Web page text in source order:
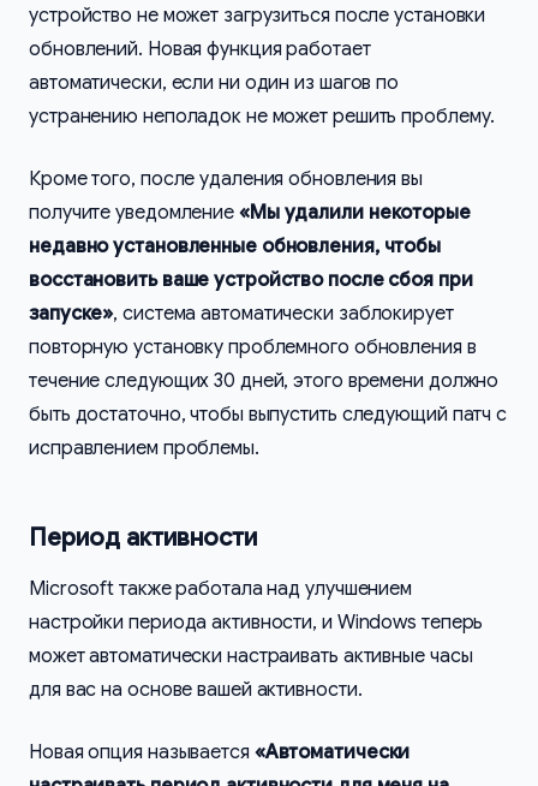
устройство не может загрузиться после установки
обновлений. Новая функция работает
автоматически, если ни один из шагов по
устранению неполадок не может решить проблему.
Кроме того, после удаления обновления вы
получите уведомление «Мы удалили некоторые
недавно установленные обновления, чтобы
восстановить ваше устройство после сбоя при
запуске», система автоматически заблокирует
повторную установку проблемного обновления в
течение следующих 30 дней, этого времени должно
быть достаточно, чтобы выпустить следующий патч с
исправлением проблемы.
Период активности
Microsoft также работала над улучшением
настройки периода активности, и Windows теперь
может автоматически настраивать активные часы
для вас на основе вашей активности.
Новая опция называется «Автоматически